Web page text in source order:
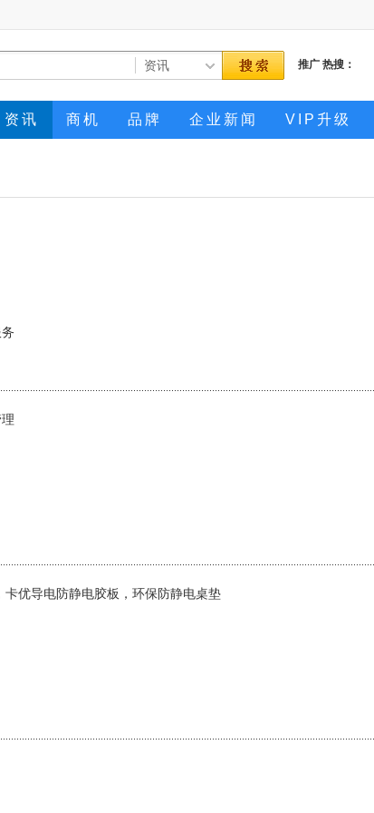
推广 热搜：
资讯 商机 品牌 企业新闻 VIP升级
优导电防静电胶板，环保防静电桌垫